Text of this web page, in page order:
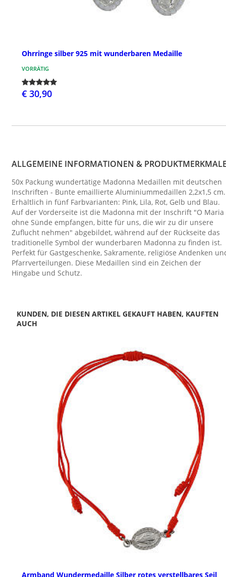
Ohrringe silber 925 mit wunderbaren Medaille
VORRÄTIG
€ 30,90
ALLGEMEINE INFORMATIONEN &
50x Packung wundertätige Madonna Medaillen mit deutschen
Inschriften - Bunte emaillierte Aluminiummedaillen 2,2x1,5 cm.
Erhältlich in fünf Farbvarianten: Pink, Lila, Rot, Gelb und Blau.
Auf der Vorderseite ist die Madonna mit der Inschrift "O Maria
ohne Sünde empfangen, bitte für uns, die wir zu dir unsere
Zuflucht nehmen" abgebildet, während auf der Rückseite das
traditionelle Symbol der wunderbaren Madonna zu finden ist.
Perfekt für Gastgeschenke, Sakramente, religiöse Andenken
Pfarrverteilungen. Diese Medaillen sind ein Zeichen der
Hingabe und Schutz.
KUNDEN, DIE DIESEN ARTIKEL GEKAUFT HABEN, KAUFTEN
AUCH
Armband Wundermedaille Silber rotes verstellbares Seil